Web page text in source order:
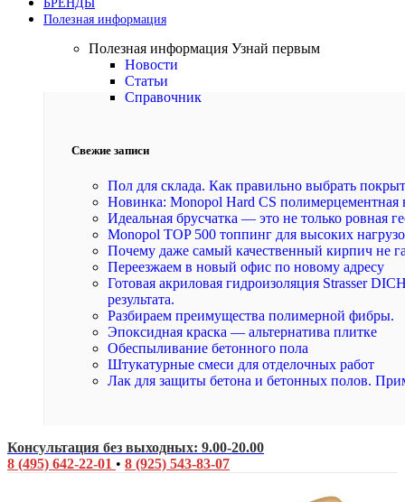
БРЕНДЫ
Полезная информация
Полезная информация Узнай первым
Новости
Статьи
Справочник
Свежие записи
Пол для склада. Как правильно выбрать
Новинка: Monopol Hard CS полимерцементная
Идеальная брусчатка — это не только ровная
Monopol TOP 500 топпинг для высоких
Почему даже самый качественный кирпич не
Переезжаем в новый офис по новому адресу
Готовая акриловая гидроизоляция Strasser
результата.
Разбираем преимущества полимерной фибры.
Эпоксидная краска — альтернатива плитке
Обеспыливание бетонного пола
Штукатурные смеси для отделочных работ
Лак для защиты бетона и бетонных полов.
Консультация без выходных: 9.00-20.00
8 (495) 642-22-01 • 8 (925) 543-83-07